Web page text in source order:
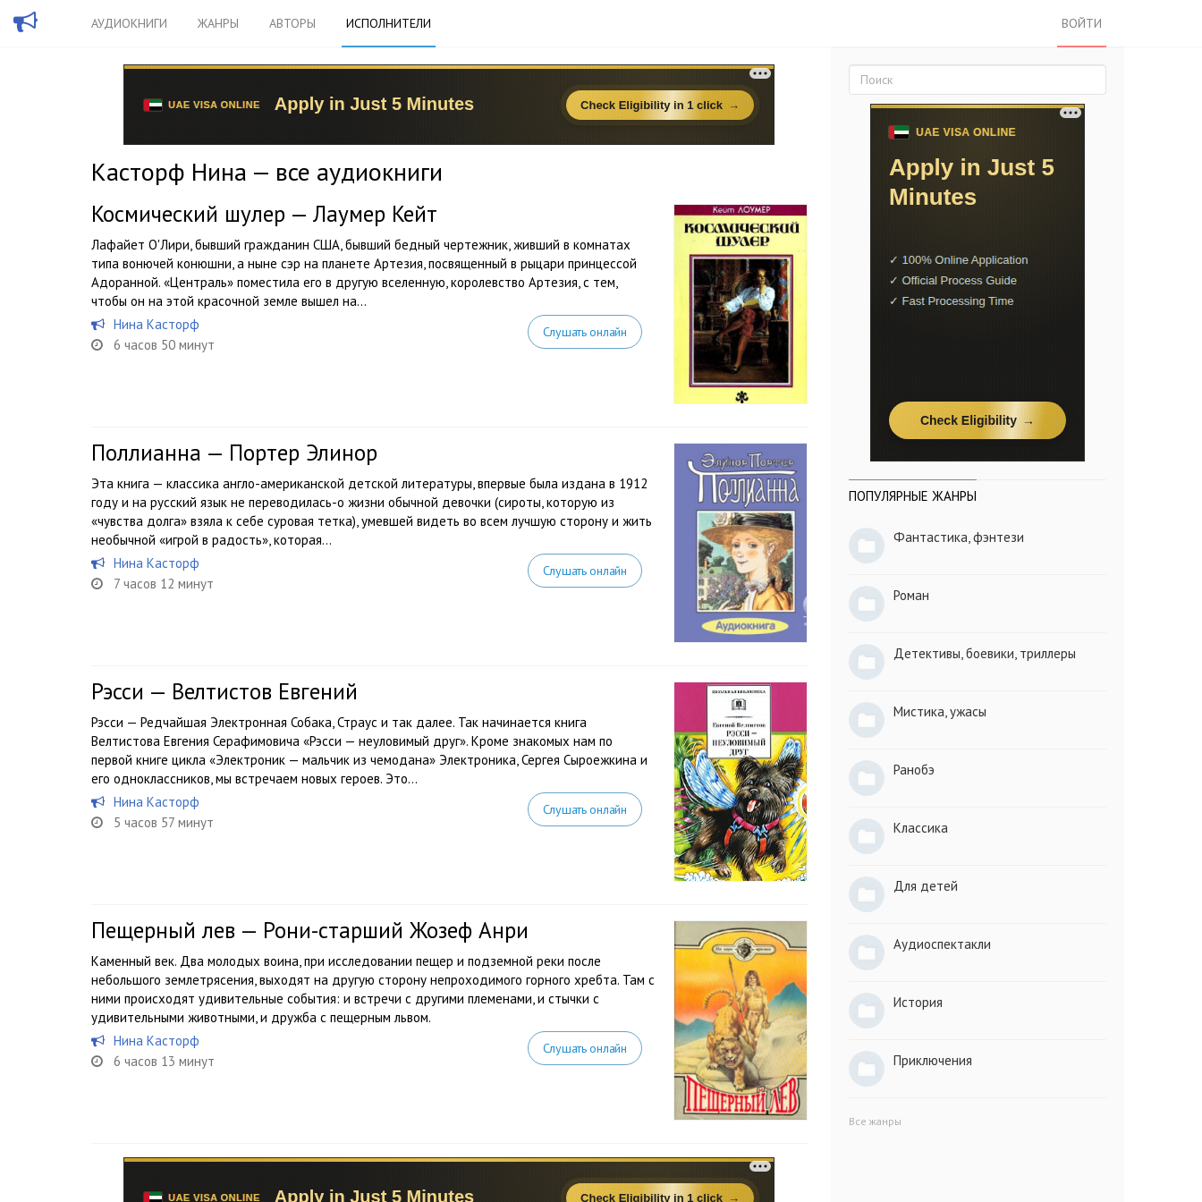
АУДИОКНИГИ ЖАНРЫ АВТОРЫ ИСПОЛНИТЕЛИ ВОЙТИ
Касторф Нина — все аудиокниги
Космический шулер — Лаумер Кейт
Лафайет О'Лири, бывший гражданин США, бывший бедный чертежник, живший в комнатах
типа вонючей конюшни, а ныне сэр на планете Артезия, посвященный в рыцари принцессой
Адоранной. «Централь» поместила его в другую вселенную, королевство Артезия, с тем,
чтобы он на этой красочной земле вышел на...
Нина Касторф
6 часов 50 минут
Слушать онлайн
Поллианна — Портер Элинор
Эта книга — классика англо-американской детской литературы, впервые была издана в 1912
году и на русский язык не переводилась-о жизни обычной девочки (сироты, которую из
«чувства долга» взяла к себе суровая тетка), умевшей видеть во всем лучшую сторону и жить
необычной «игрой в радость», которая...
Нина Касторф
7 часов 12 минут
Слушать онлайн
Рэсси — Велтистов Евгений
Рэсси — Редчайшая Электронная Собака, Страус и так далее. Так начинается книга
Велтистова Евгения Серафимовича «Рэсси — неуловимый друг». Кроме знакомых нам по
первой книге цикла «Электроник — мальчик из чемодана» Электроника, Сергея Сыроежкина и
его одноклассников, мы встречаем новых героев. Это...
Нина Касторф
5 часов 57 минут
Слушать онлайн
Пещерный лев — Рони-старший Жозеф Анри
Каменный век. Два молодых воина, при исследовании пещер и подземной реки после
небольшого землетрясения, выходят на другую сторону непроходимого горного хребта. Там с
ними происходят удивительные события: и встречи с другими племенами, и стычки с
удивительными животными, и дружба с пещерным львом.
Нина Касторф
6 часов 13 минут
Слушать онлайн
ПОПУЛЯРНЫЕ ЖАНРЫ
Фантастика, фэнтези
Роман
Детективы, боевики, триллеры
Мистика, ужасы
Ранобэ
Классика
Для детей
Аудиоспектакли
История
Приключения
Все жанры